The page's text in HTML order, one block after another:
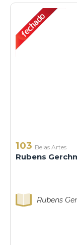
103 Belas Artes
Rubens
Rubens